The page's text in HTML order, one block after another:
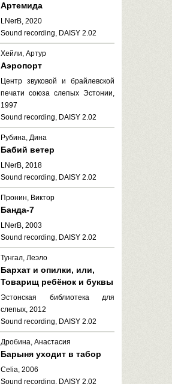
Артемида
LNerB, 2020
Sound recording, DAISY 2.02
Хейли, Артур
Аэропорт
Центр звуковой и брайлевской
печати союза слепых Эстонии,
1997
Sound recording, DAISY 2.02
Рубина, Дина
Бабий ветер
LNerB, 2018
Sound recording, DAISY 2.02
Пронин, Виктор
Банда-7
LNerB, 2003
Sound recording, DAISY 2.02
Тунгал, Леэло
Бархат и опилки, или,
Товарищ ребёнок и буквы
Эстонская библиотека для
слепых, 2012
Sound recording, DAISY 2.02
Дробина, Анастасия
Барыня уходит в табор
Celia, 2006
Sound recording, DAISY 2.02